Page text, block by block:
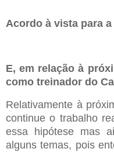
Acordo à vista para
E, em relação à
como treinador do
Relativamente à
continue o trabalho
essa hipótese mas
alguns temas, pois